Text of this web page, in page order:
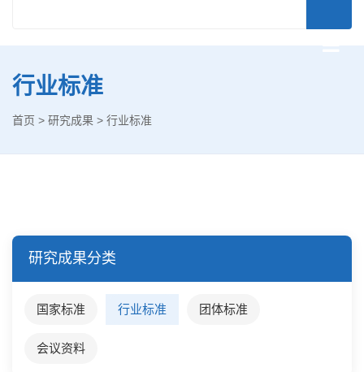
行业标准
首页 > 研究成果 > 行业标准
研究成果分类
国家标准 行业标准 团体标准
会议资料